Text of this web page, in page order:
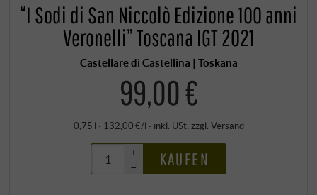
“I Sodi di San Niccolò Edizione 100 anni
Veronelli” Toscana IGT 2021
Castellare di Castellina | Toskana
99,00 €
0,75 l · 132,00 €/l · inkl. USt, zzgl. Versand
+
–
KAUFEN